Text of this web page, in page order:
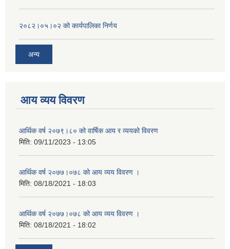
२०८२।०५।०२ को कार्यपालिका निर्णय
अन्य
आय व्यय विवरण
आर्थिक वर्ष २०७९।८० को वार्षिक आय र व्ययको विवरण
मिति: 09/11/2023 - 13:05
आर्थिक वर्ष २०७७।०७८ को आय व्यय विवरण ।
मिति: 08/18/2021 - 18:03
आर्थिक वर्ष २०७७।०७८ को आय व्यय विवरण ।
मिति: 08/18/2021 - 18:02